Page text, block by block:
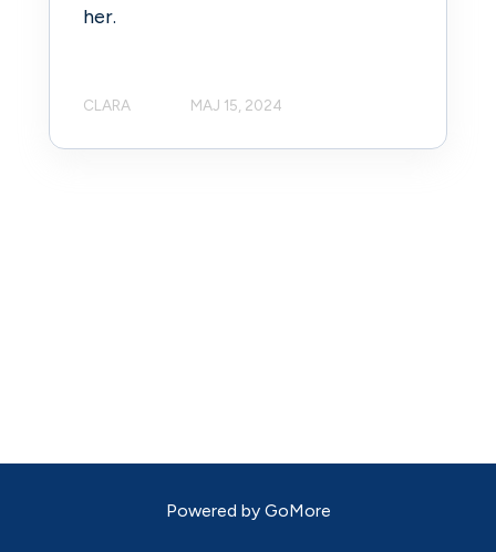
her.
CLARA MAJ 15, 2024
Powered by GoMore